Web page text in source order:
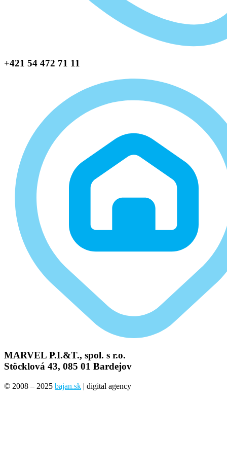
+421 54 472 71 11
MARVEL P.I.&T., spol. s r.o.
Stöcklová 43, 085 01 Bardejov
© 2008 – 2025 bajan.sk | digital agency